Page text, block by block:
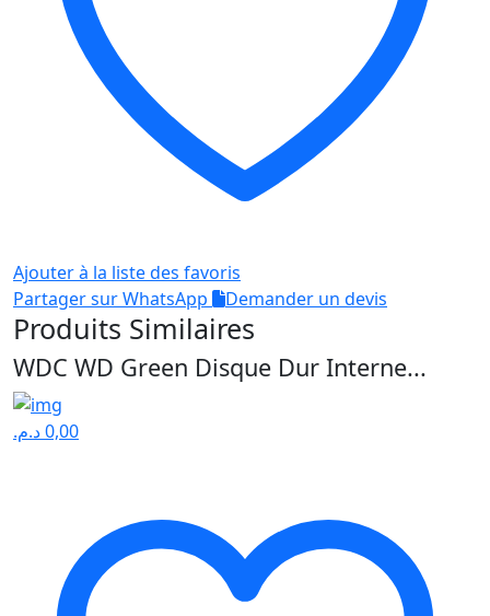
Ajouter à la liste des favoris
Partager sur WhatsApp
Demander un devis
Produits Similaires
WDC WD Green Disque Dur Interne...
0,00د.م.